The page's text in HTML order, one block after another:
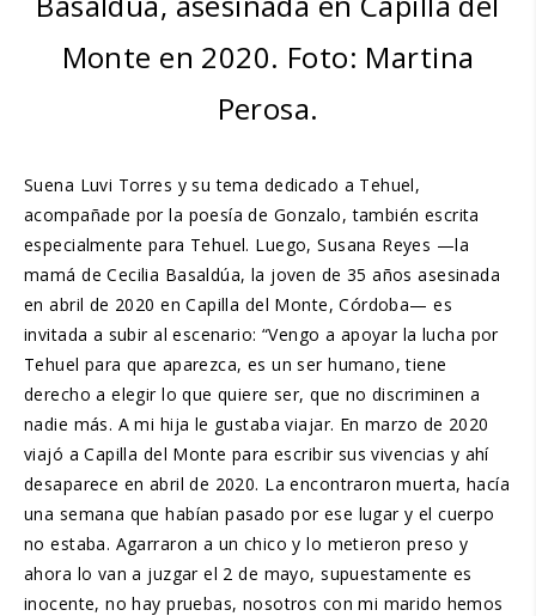
Monte en 2020. Foto: Martina
Perosa.
Suena Luvi Torres y su tema dedicado a Tehuel,
acompañade por la poesía de Gonzalo, también escrita
especialmente para Tehuel. Luego, Susana Reyes —la
mamá de Cecilia Basaldúa, la joven de 35 años asesinada
en abril de 2020 en Capilla del Monte, Córdoba— es
invitada a subir al escenario: “Vengo a apoyar la lucha por
Tehuel para que aparezca, es un ser humano, tiene
derecho a elegir lo que quiere ser, que no discriminen a
nadie más. A mi hija le gustaba viajar. En marzo de 2020
viajó a Capilla del Monte para escribir sus vivencias y ahí
desaparece en abril de 2020. La encontraron muerta, hacía
una semana que habían pasado por ese lugar y el cuerpo
no estaba. Agarraron a un chico y lo metieron preso y
ahora lo van a juzgar el 2 de mayo, supuestamente es
inocente, no hay pruebas, nosotros con mi marido hemos